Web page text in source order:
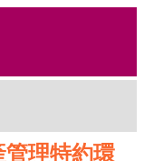
管理特約環